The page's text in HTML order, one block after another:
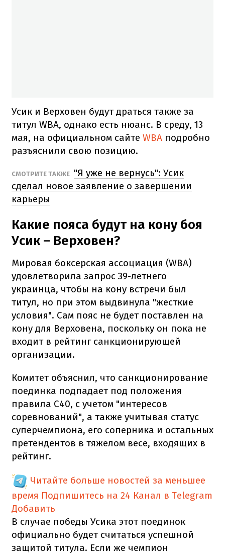
Усик и Верховен будут драться также за
титул WBA, однако есть нюанс. В среду, 13
мая, на официальном сайте WBA подробно
разъяснили свою позицию.
СМОТРИТЕ ТАКЖЕ "Я уже не вернусь": Усик
сделал новое заявление о завершении
карьеры
Какие пояса будут на кону боя
Усик – Верховен?
Мировая боксерская ассоциация (WBA)
удовлетворила запрос 39-летнего
украинца, чтобы на кону встречи был
титул, но при этом выдвинула "жесткие
условия". Сам пояс не будет поставлен на
кону для Верховена, поскольку он пока не
входит в рейтинг санкционирующей
организации.
Комитет объяснил, что санкционирование
поединка подпадает под положения
правила C40, с учетом "интересов
соревнований", а также учитывая статус
суперчемпиона, его соперника и остальных
претендентов в тяжелом весе, входящих в
рейтинг.
Читайте больше новостей за меньшее
время Подпишитесь на 24 Канал в Telegram
Добавить
В случае победы Усика этот поединок
официально будет считаться успешной
защитой титула. Если же чемпион